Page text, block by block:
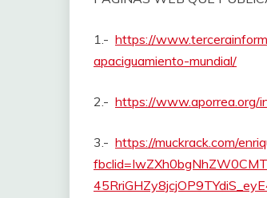
1.- https://
apaciguamiento-mundial/
2.- https://www.aporrea.org/
3.- https://muckrack.com/